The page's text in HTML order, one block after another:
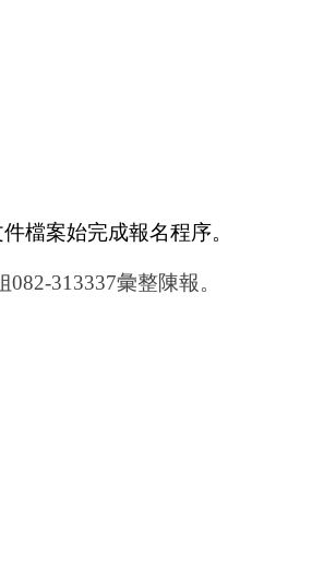
檔案始完成報名程序。
313337彙整陳報。